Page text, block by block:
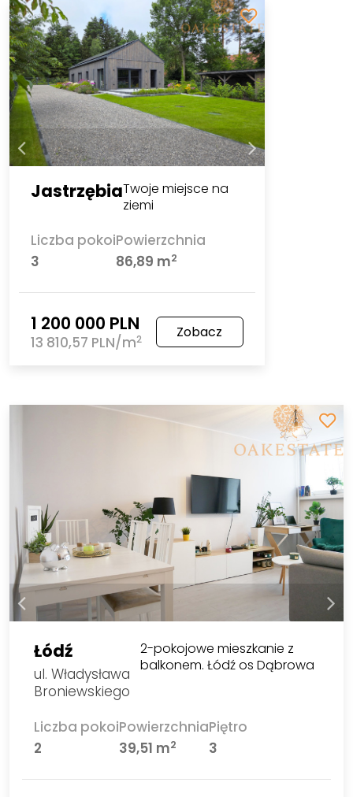
JastrzębiaTwoje miejsce na
ziemi
Liczba pokoi
3
Powierzchnia
86,89 m2
1 200 000 PLN
13 810,57 PLN/m2 Zobacz
Łódź
ul. Władysława
Broniewskiego
2-pokojowe mieszkanie z
balkonem. Łódź os Dąbrowa
Liczba pokoi
2
Powierzchnia
39,51 m2
Piętro
3